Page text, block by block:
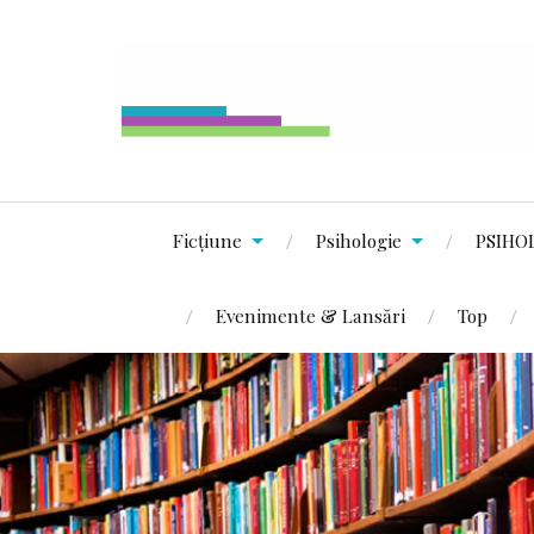
Ficțiune Psihologie
Evenimente & Lansări Top